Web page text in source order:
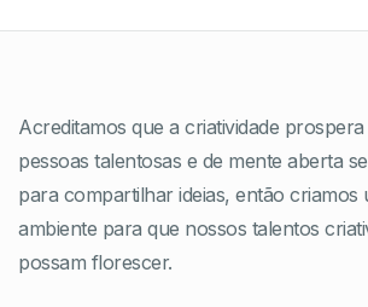
Acreditamos que a criatividade
pessoas talentosas e de mente aberta
para compartilhar ideias, então criamos
ambiente para que nossos talentos
possam florescer.